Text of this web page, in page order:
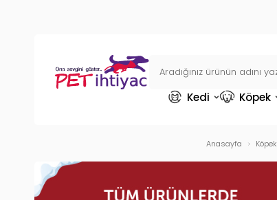
Kedi Köpek
Anasayfa Köpek